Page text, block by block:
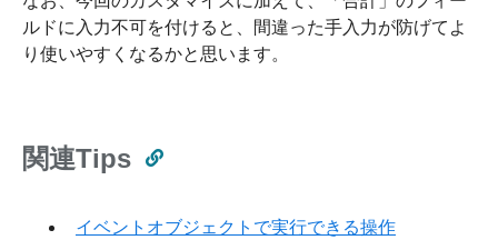
ルドに入力不可を付けると、間違った手入力が防げてよ
り使いやすくなるかと思います。
関連Tips
イベントオブジェクトで実行できる操作